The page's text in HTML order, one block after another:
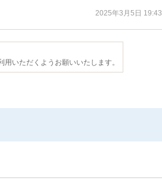
2025年3月5日 19:43
いただくようお願いいたします。